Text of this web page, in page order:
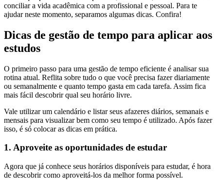
conciliar a vida acadêmica com a profissional e pessoal. Para te
ajudar neste momento, separamos algumas dicas. Confira!
Dicas de gestão de tempo para aplicar aos
estudos
O primeiro passo para uma gestão de tempo eficiente é analisar sua
rotina atual. Reflita sobre tudo o que você precisa fazer diariamente
ou semanalmente e quanto tempo gasta em cada tarefa. Assim fica
mais fácil descobrir qual seu horário livre.
Vale utilizar um calendário e listar seus afazeres diários, semanais e
mensais para visualizar bem como seu tempo é utilizado. Após fazer
isso, é só colocar as dicas em prática.
1. Aproveite as oportunidades de estudar
Agora que já conhece seus horários disponíveis para estudar, é hora
de descobrir como aproveitá-los da melhor forma possível.